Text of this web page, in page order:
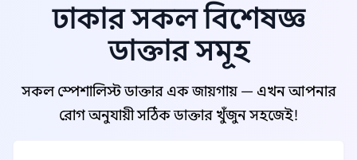
ঢাকার সকল বিশেষজ্ঞ
ডাক্তার সমূহ
সকল স্পেশালিস্ট ডাক্তার এক জায়গায় — এখন আপনার
রোগ অনুযায়ী সঠিক ডাক্তার খুঁজুন সহজেই!